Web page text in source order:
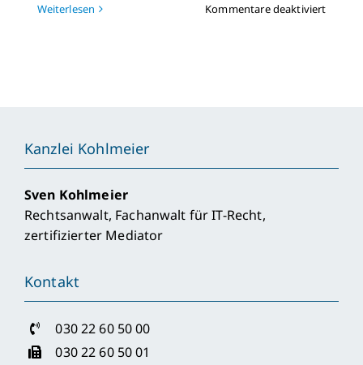
Weiterlesen Kommentare deaktiviertfür
Kanzlei Kohlmeier
Sven Kohlmeier
Rechtsanwalt, Fachanwalt für IT-Recht,
zertifizierter Mediator
Kontakt
030 22 60 50 00
030 22 60 50 01